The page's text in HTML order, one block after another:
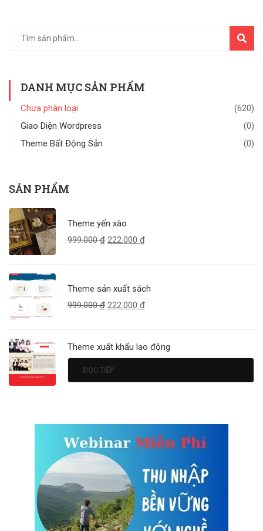
TÌM
DANH MỤC SẢN PHẨM
Chưa phân loại
(620)
Giao Diện Wordpress
(0)
Theme Bất Động Sản
(0)
SẢN PHẨM
Theme yến xào
999.000₫ 222.000 ₫
Theme sản xuất sách
999.000₫ 222.000 ₫
Theme xuất khẩu lao động
ĐỌC TIẾP